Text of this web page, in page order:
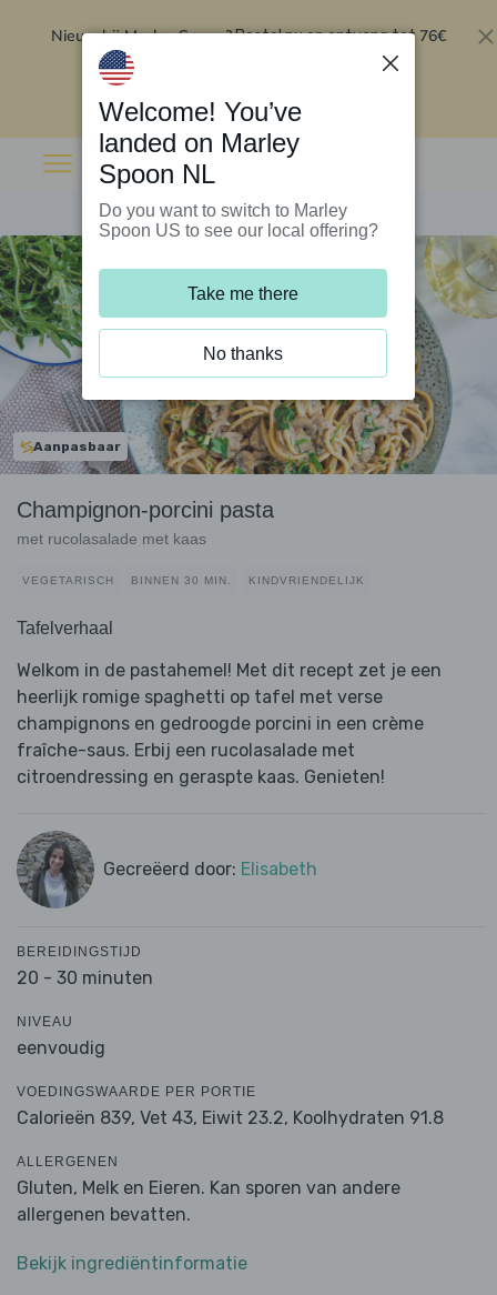
Nieuw bij Marley Spoon?Bestel nu en ontvang tot 76€
Aanpasbaar
Champignon-porcini pasta
met rucolasalade met kaas
VEGETARISCH BINNEN 30 MIN. KINDVRIENDELIJK
Tafelverhaal
Welkom in de pastahemel! Met dit recept zet je een
heerlijk romige spaghetti op tafel met verse
champignons en gedroogde porcini in een crème
fraîche-saus. Erbij een rucolasalade met
citroendressing en geraspte kaas. Genieten!
Gecreëerd door: Elisabeth
BEREIDINGSTIJD
20 - 30 minuten
NIVEAU
eenvoudig
VOEDINGSWAARDE PER PORTIE
Calorieën 839, Vet 43, Eiwit 23.2, Koolhydraten 91.8
ALLERGENEN
Gluten, Melk en Eieren. Kan sporen van andere
allergenen bevatten.
Bekijk ingrediëntinformatie
Welcome! You’ve
landed on Marley
Spoon NL
Do you want to switch to Marley
Spoon US to see our local offering?
Take me there
No thanks